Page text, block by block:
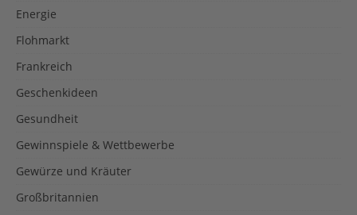
Energie
Flohmarkt
Frankreich
Geschenkideen
Gesundheit
Gewinnspiele & Wettbewerbe
Gewürze und Kräuter
Großbritannien